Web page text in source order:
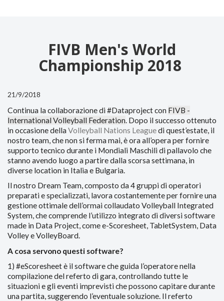
FIVB Men's World
Championship 2018
21/9/2018
Continua la collaborazione di #Dataproject con FIVB -
International Volleyball Federation . Dopo il successo ottenuto
in occasione dellaVolleyball Nations Leaguedi quest’estate, il
nostro team, che non si ferma mai, è ora all’opera per fornire
supporto tecnico durante i Mondiali Maschili di pallavolo che
stanno avendo luogo a partire dalla scorsa settimana, in
diverse location in Italia e Bulgaria.
Il nostro Dream Team, composto da 4 gruppi di operatori
preparati e specializzati, lavora costantemente per fornire una
gestione ottimale dell’ormai collaudato Volleyball Integrated
System, che comprende l’utilizzo integrato di diversi software
made in Data Project, come e-Scoresheet, TabletSystem, Data
Volley e VolleyBoard.
A cosa servono questi software?
1) #eScoresheet è il software che guida l’operatore nella
compilazione del referto di gara, controllando tutte le
situazioni e gli eventi imprevisti che possono capitare durante
una partita, suggerendo l’eventuale soluzione. Il referto